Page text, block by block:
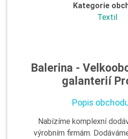
Kategorie
Textil
Balerina -
galanterií
Popis
Nabízíme komplexní
výrobním firmám.